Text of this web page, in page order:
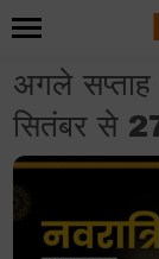
अगले सप्ताह
सितंबर से